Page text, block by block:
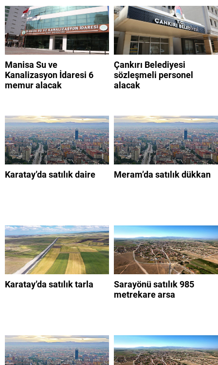
Manisa Su ve
Kanalizasyon İdaresi 6
memur alacak
Çankırı Belediyesi
sözleşmeli personel
alacak
Karatay’da satılık daire Meram’da satılık dükkan
Karatay’da satılık tarla
Sarayönü satılık 985
metrekare arsa